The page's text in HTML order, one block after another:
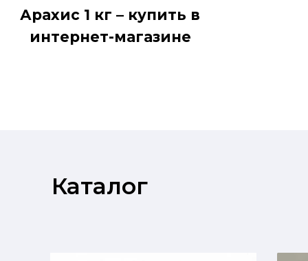
Арахис 1 кг – купить в
интернет-магазине
Каталог